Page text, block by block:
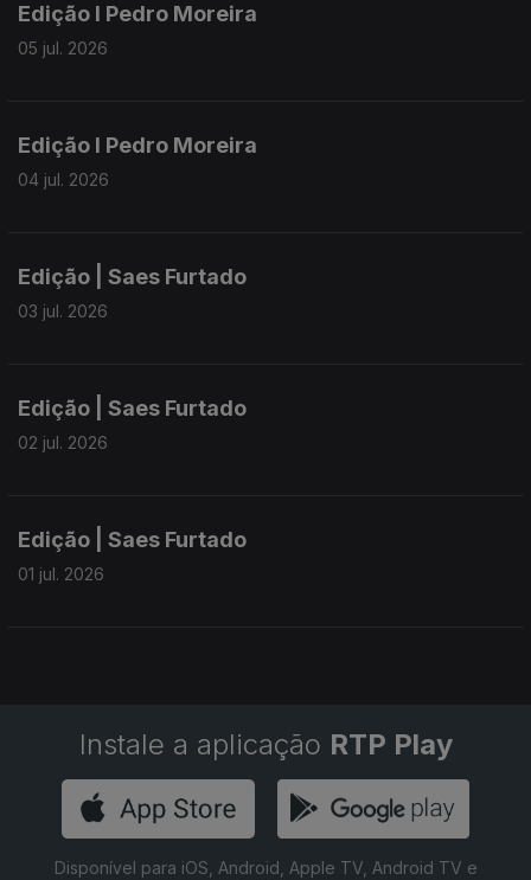
Edição I Pedro Moreira
05 jul. 2026
Edição I Pedro Moreira
04 jul. 2026
Edição | Saes Furtado
03 jul. 2026
Edição | Saes Furtado
02 jul. 2026
Edição | Saes Furtado
01 jul. 2026
Instale a aplicação RTP Play
Disponível para iOS, Android, Apple TV, Android TV e